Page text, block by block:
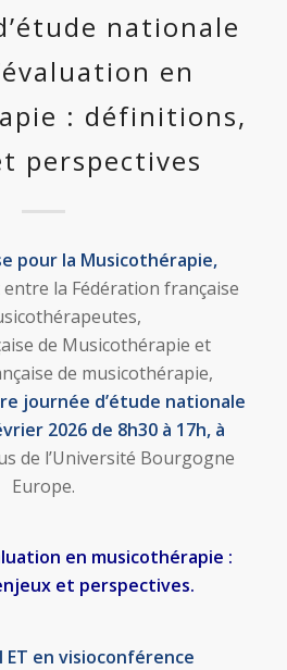
nationale
en
: définitions,
perspectives
pour la Musicothérapie,
la Fédération française
de Musicothérapie et
de musicothérapie,
journée d’étude nationale
2026 de 8h30 à 17h, à
de l’Université Bourgogne
Europe.
en musicothérapie :
et perspectives.
ET en visioconférence